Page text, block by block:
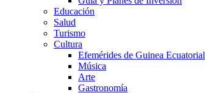
Educación
Salud
Turismo
Cultura
Efemérides de Guinea Ecuatorial
Música
Arte
Gastronomía